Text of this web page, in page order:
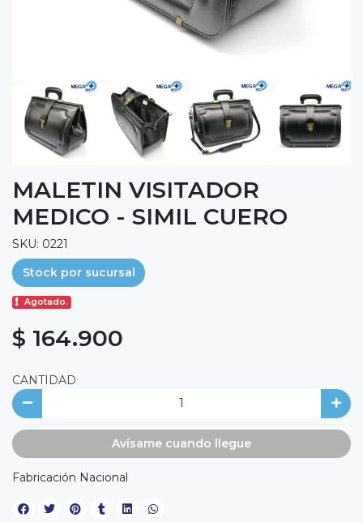
MALETIN VISITADOR
MEDICO - SIMIL CUERO
SKU: 0221
Stock por sucursal
Agotado.
$ 164.900
CANTIDAD
Avísame cuando llegue
Fabricación Nacional